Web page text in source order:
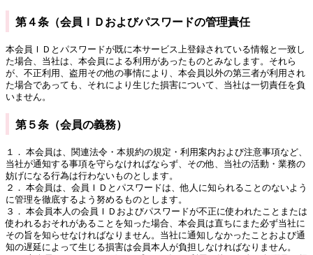
第４条（会員ＩＤおよびパスワードの管理責任
本会員ＩＤとパスワードが既に本サービス上登録されている情報と一致し
た場合、当社は、本会員による利用があったものとみなします。それら
が、不正利用、盗用その他の事情により、本会員以外の第三者が利用され
た場合であっても、それにより生じた損害について、当社は一切責任を負
いません。
第５条（会員の義務）
１． 本会員は、関連法令・本規約の規定・利用案内および注意事項など、
当社が通知する事項を守らなければならず、その他、当社の活動・業務の
妨げになる行為は行わないものとします。
２． 本会員は、会員ＩＤとパスワードは、他人に知られることのないよう
に管理を徹底するよう努めるものとします。
３． 本会員本人の会員ＩＤおよびパスワードが不正に使われたことまたは
使われるおそれがあることを知った場合、本会員は直ちにまた必ず当社に
その旨を知らせなければなりません。当社に通知しなかったことおよび通
知の遅延によって生じる損害は会員本人が負担しなければなりません。